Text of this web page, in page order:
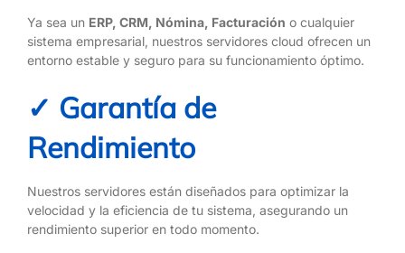
Ya sea un ERP, CRM, Nómina, Facturación o cualquier
sistema empresarial, nuestros servidores cloud ofrecen un
entorno estable y seguro para su funcionamiento óptimo.
✓ Garantía de
Rendimiento
Nuestros servidores están diseñados para optimizar la
velocidad y la eficiencia de tu sistema, asegurando un
rendimiento superior en todo momento.